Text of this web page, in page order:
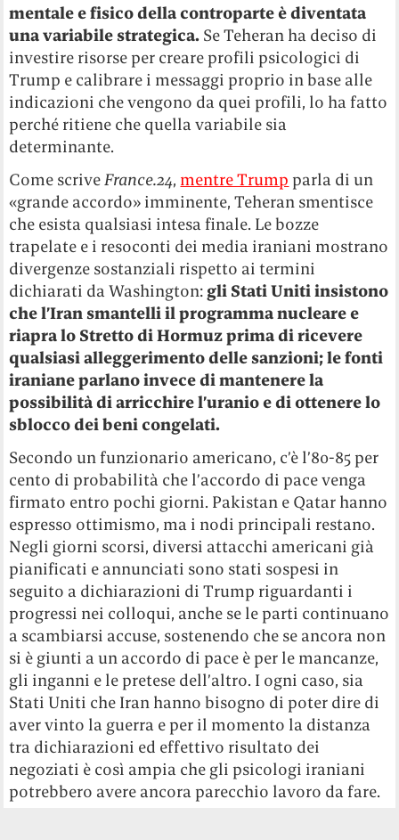
mentale e fisico della controparte è diventata
una variabile strategica. Se Teheran ha deciso di
investire risorse per creare profili psicologici di
Trump e calibrare i messaggi proprio in base alle
indicazioni che vengono da quei profili, lo ha fatto
perché ritiene che quella variabile sia
determinante.
Come scriveFrance.24, mentre Trump parla di un
«grande accordo» imminente, Teheran smentisce
che esista qualsiasi intesa finale. Le bozze
trapelate e i resoconti dei media iraniani mostrano
divergenze sostanziali rispetto ai termini
dichiarati da Washington: gli Stati Uniti insistono
che l’Iran smantelli il programma nucleare e
riapra lo Stretto di Hormuz prima di ricevere
qualsiasi alleggerimento delle sanzioni; le fonti
iraniane parlano invece di mantenere la
possibilità di arricchire l’uranio e di ottenere lo
sblocco dei beni congelati.
Secondo un funzionario americano, c’è l’80-85 per
cento di probabilità che l’accordo di pace venga
firmato entro pochi giorni. Pakistan e Qatar hanno
espresso ottimismo, ma i nodi principali restano.
Negli giorni scorsi, diversi attacchi americani già
pianificati e annunciati sono stati sospesi in
seguito a dichiarazioni di Trump riguardanti i
progressi nei colloqui, anche se le parti continuano
a scambiarsi accuse, sostenendo che se ancora non
si è giunti a un accordo di pace è per le mancanze,
gli inganni e le pretese dell’altro. I ogni caso, sia
Stati Uniti che Iran hanno bisogno di poter dire di
aver vinto la guerra e per il momento la distanza
tra dichiarazioni ed effettivo risultato dei
negoziati è così ampia che gli psicologi iraniani
potrebbero avere ancora parecchio lavoro da fare.